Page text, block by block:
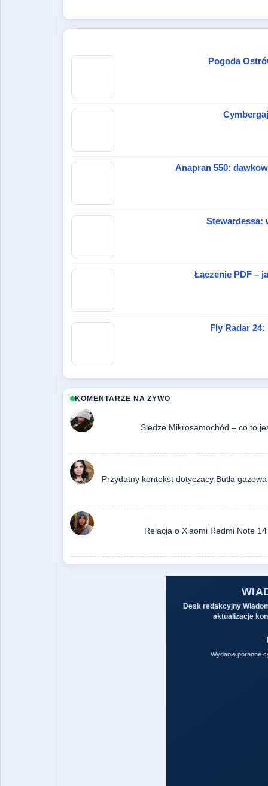
Pogoda
Anapran 550:
Stewardessa:
Łączenie PDF –
Fly Radar
KOMENTARZE NA ZYWO
Sledze Mikrosamochód – co to
Przydatny kontekst dotyczacy Butla
Relacja o Xiaomi Redmi Note
Desk redakcyjny
aktualizacje
Wydanie poranne